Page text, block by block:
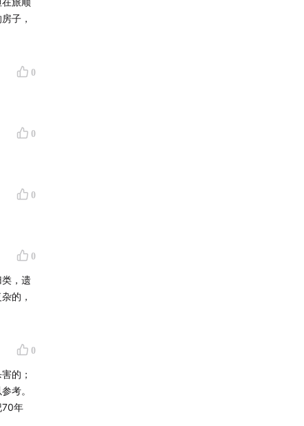
子，
0
0
0
0
，遗
的，
0
的；
考。
70年